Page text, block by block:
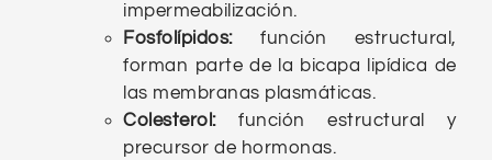
impermeabilización.
Fosfolípidos:función estructural,
forman parte de la bicapa lipídica de
las membranas plasmáticas.
Colesterol:función estructural y
precursor de hormonas.